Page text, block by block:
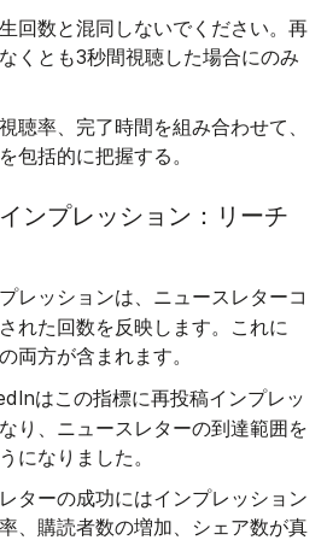
回数と混同しないでください。再
くとも3秒間視聴した場合にのみ
聴率、完了時間を組み合わせて、
包括的に把握する。
ンプレッション：リーチ
レッションは、 ニュースレターコ
れた回数を反映します。これに
両方が含まれます。
はこの指標に再投稿インプレッ
り、ニュースレターの到達範囲を
になりました。
ターの成功にはインプレッション
、購読者数の増加、シェア数が真